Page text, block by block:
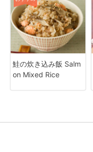
鮭の炊き込み飯 Salm
on Mixed Rice